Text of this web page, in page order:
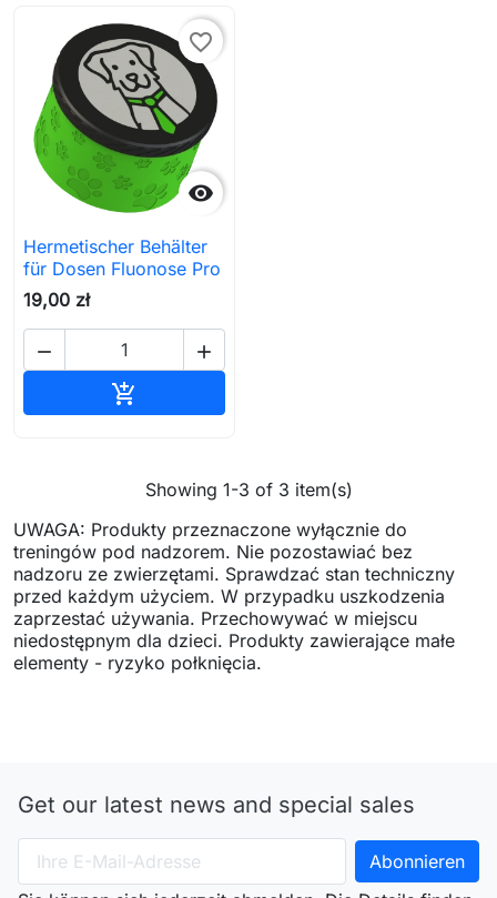

favorite_border
Hermetischer Behälter
für Dosen Fluonose Pro
19,00 zł
 

Showing 1-3 of 3 item(s)
UWAGA: Produkty przeznaczone wyłącznie do
treningów pod nadzorem. Nie pozostawiać bez
nadzoru ze zwierzętami. Sprawdzać stan techniczny
przed każdym użyciem. W przypadku uszkodzenia
zaprzestać używania. Przechowywać w miejscu
niedostępnym dla dzieci. Produkty zawierające małe
elementy - ryzyko połknięcia.
Get our latest news and special sales